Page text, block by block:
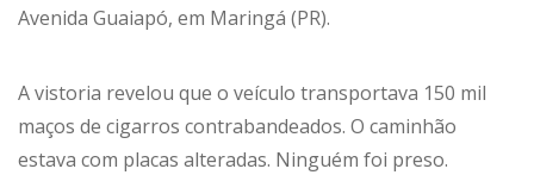
Avenida Guaiapó, em Maringá (PR).
A vistoria revelou que o veículo transportava 150 mil
maços de cigarros contrabandeados. O caminhão
estava com placas alteradas. Ninguém foi preso.